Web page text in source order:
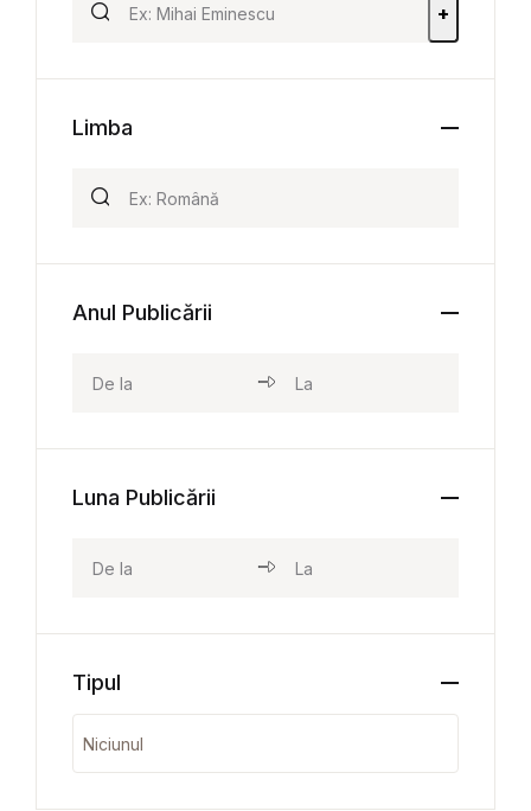
+
Limba
Anul Publicării
Luna Publicării
Tipul